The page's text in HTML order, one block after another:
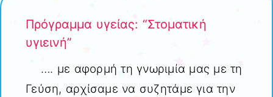
Πρόγραμμα υγείας: “Στοματική
υγιεινή”
…. με αφορμή τη γνωριμία μας με τη
Γεύση, αρχίσαμε να συζητάμε για την